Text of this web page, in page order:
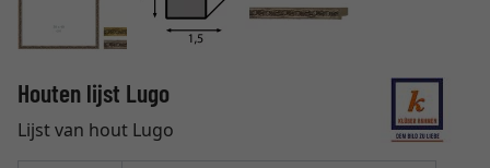
Houten lijst Lugo
Lijst van hout Lugo